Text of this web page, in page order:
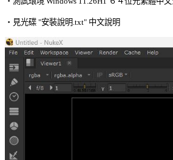
‧見光碟 "安裝說明.txt" 中文說明